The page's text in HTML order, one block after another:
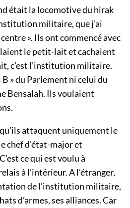
était la locomotive du hirak
militaire, que j’ai
centre ». Ils ont commencé avec
le petit-lait et cachaient
c’est l’institution militaire.
B » du Parlement ni celui du
Bensalah. Ils voulaient
attaquent uniquement le
chef d’état-major et
ce qui est voulu à
à l’intérieur. A l’étranger,
de l’institution militaire,
d’armes, ses alliances. Car